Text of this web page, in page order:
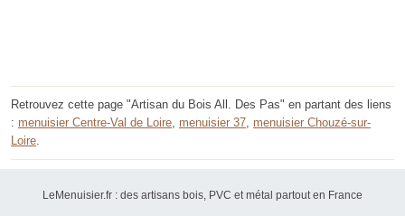
Retrouvez cette page "Artisan du Bois All. Des Pas" en partant des liens
: menuisier Centre-Val de Loire, menuisier 37, menuisier Chouzé-sur-
Loire.
LeMenuisier.fr : des artisans bois, PVC et métal partout en France